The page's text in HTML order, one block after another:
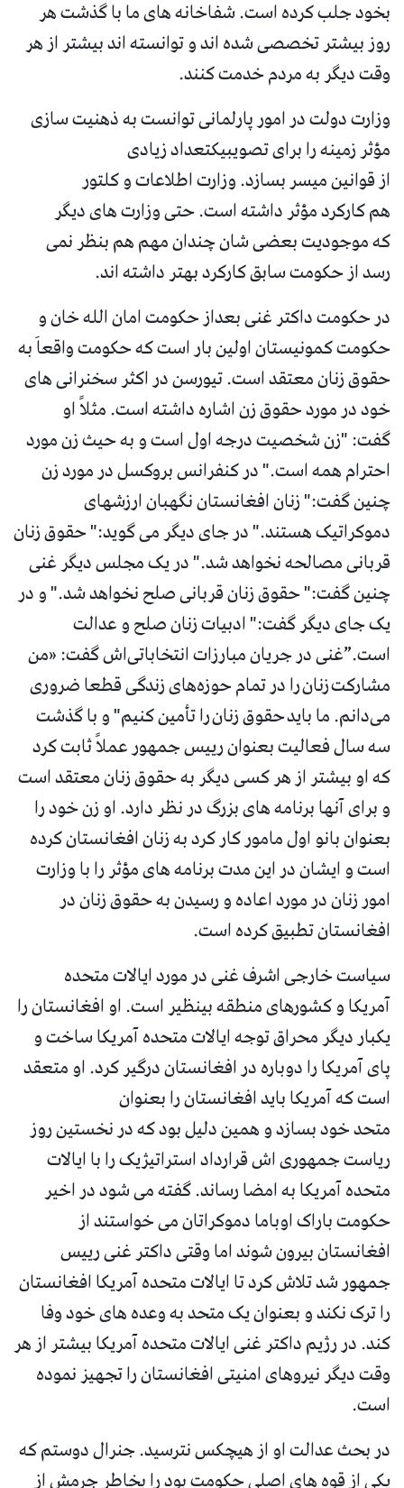
بخود جلب کرده است. شفاخانه های ما با گذشت هر
روز بیشتر تخصصی شده اند و توانسته اند بیشتر از هر
وقت دیگر به مردم خدمت کنند.
وزارت دولت در امور پارلمانی توانست به ذهنیت سازی
مؤثر زمینه را برای تصویبیکتعداد زیادی
از قوانین میسر بسازد. وزارت اطلاعات و کلتور
هم کارکرد مؤثر داشته است. حتی وزارت های دیگر
که موجودیت بعضی شان چندان مهم هم بنظر نمی
رسد از حکومت سابق کارکرد بهتر داشته اند.
در حکومت داکتر غنی بعداز حکومت امان الله خان و
حکومت کمونیستان اولین بار است که حکومت واقعاَ به
حقوق زنان معتقد است. تیورسن در اکثر سخنرانی های
خود در مورد حقوق زن اشاره داشته است. مثلاً او
گفت: "زن شخصیت درجه اول است و به حیث زن مورد
احترام همه است." در کنفرانس بروکسل در مورد زن
چنین گفت:" زنان افغانستان نگهبان ارزشهای
دموکراتیک هستند." در جای دیگر می گوید:" حقوق زنان
قربانی مصالحه نخواهد شد." در یک مجلس دیگر غنی
چنین گفت:" حقوق زنان قربانی صلح نخواهد شد." و در
یک جای دیگر گفت:" ادبیات زنان صلح و عدالت
است.”غنی در جریان مبارزات انتخاباتی‌اش گفت: «من
مشارکت زنان را در تمام حوزه‌های زندگی قطعا ضروری
می‌دانم. ما باید حقوق زنان را تأمین کنیم" و با گذشت
سه سال فعالیت بعنوان رییس جمهور عملاً ثابت کرد
که او بیشتر از هر کسی دیگر به حقوق زنان معتقد است
و برای آنها برنامه های بزرگ در نظر دارد. او زن خود را
بعنوان بانو اول مامور کار کرد به زنان افغانستان کرده
است و ایشان در این مدت برنامه های مؤثر را با وزارت
امور زنان در مورد اعاده و رسیدن به حقوق زنان در
افغانستان تطبیق کرده است.
سیاست خارجی اشرف غنی در مورد ایالات متحده
آمریکا و کشورهای منطقه بینظیر است. او افغانستان را
یکبار دیگر محراق توجه ایالات متحده آمریکا ساخت و
پای آمریکا را دوباره در افغانستان درگیر کرد. او متعقد
است که آمریکا باید افغانستان را بعنوان
متحد خود بسازد و همین دلیل بود که در نخستین روز
ریاست جمهوری اش قرارداد استراتیژیک را با ایالات
متحده آمریکا به امضا رساند. گفته می شود در اخیر
حکومت باراک اوباما دموکراتان می خواستند از
افغانستان بیرون شوند اما وقتی داکتر غنی رییس
جمهور شد تلاش کرد تا ایالات متحده آمریکا افغانستان
را ترک نکند و بعنوان یک متحد به وعده های خود وفا
کند. در رژیم داکتر غنی ایالات متحده آمریکا بیشتر از هر
وقت دیگر نیروهای امنیتی افغانستان را تجهیز نموده
است.
در بحث عدالت او از هیچکس نترسید. جنرال دوستم که
یکی از قوه های اصلی حکومت بود را بخاطر جرمش از